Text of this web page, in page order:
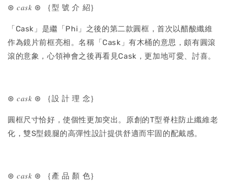
⊛ 𝑐𝑎𝑠𝑘 ⊛ ｛型 號 介 紹｝
「Cask」是繼「Phi」之後的第二款圓框，首次以醋酸纖維
作為鏡片前框亮相。名稱「Cask」有木桶的意思，頗有圓滾
滾的意象，心領神會之後再看見Cask，更加地可愛、討喜。
⊛ 𝑐𝑎𝑠𝑘 ⊛ ｛設 計 理 念｝
圓框尺寸恰好，使個性更加突出。原創的T型脊柱防止纖維老
化，雙S型鏡腿的高彈性設計提供舒適而牢固的配戴感。
⊛ 𝑐𝑎𝑠𝑘 ⊛ ｛產 品 顏 色｝